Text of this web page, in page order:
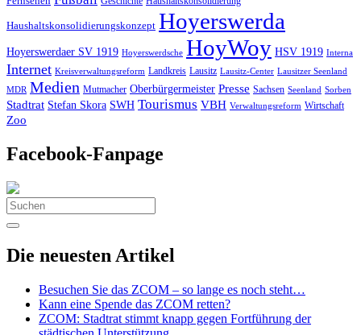
Haushaltskonsolidierungskonzept Hoyerswerda
Hoyerswerdaer SV 1919 Hoyerswerdsche HoyWoy HSV 1919 Interna
Internet Kreisverwaltungsreform Landkreis Lausitz Lausitz-Center Lausitzer Seenland
MDR Medien Mutmacher Oberbürgermeister Presse Sachsen Seenland Sorben
Stadtrat Stefan Skora SWH Tourismus VBH Verwaltungsreform Wirtschaft
Zoo
Facebook-Fanpage
Search
for:
Die neuesten Artikel
Besuchen Sie das ZCOM – so lange es noch steht…
Kann eine Spende das ZCOM retten?
ZCOM: Stadtrat stimmt knapp gegen Fortführung der